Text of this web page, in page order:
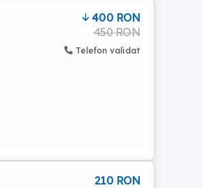
400 RON
450 RON
Telefon validat
210 RON